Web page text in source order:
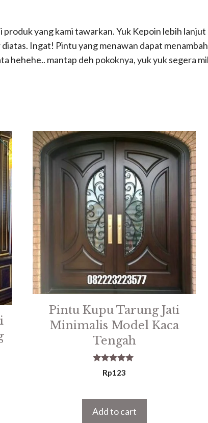
yang kami tawarkan. Yuk Kepoin lebih
Ingat! Pintu yang menawan dapat
hehehe.. mantap deh pokoknya, yuk yuk segera
Pintu Kupu Tarung Jati
Minimalis Model Kaca
Tengah
5.00
out of 5
Rp123
Add to cart